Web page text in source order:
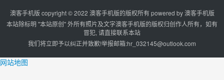
澳客手机版 copyright © 2022 澳客手机版的版权所有 powered by澳客手机版
本站除标明 "本站原创" 外所有照片及文字澳客手机版的版权归创作人所有，如有
冒犯, 请直接联系本站
我们将立即予以纠正并致歉!举报邮箱:hr_032145@outlook.com
网站地图